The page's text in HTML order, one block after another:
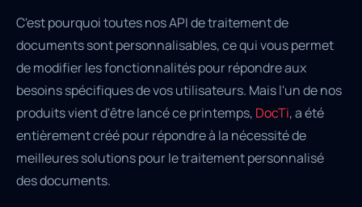
C'est pourquoi toutes nos API de traitement de
documents sont personnalisables, ce qui vous permet
de modifier les fonctionnalités pour répondre aux
besoins spécifiques de vos utilisateurs. Mais l'un de nos
produits vient d'être lancé ce printemps, DocTi, a été
entièrement créé pour répondre à la nécessité de
meilleures solutions pour le traitement personnalisé
des documents.